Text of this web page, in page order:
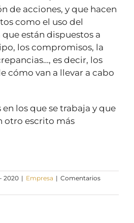
de acciones, y que hacen
como el uso del
están dispuestos a
los compromisos, la
es decir, los
cómo van a llevar a cabo
los que se trabaja y que
otro escrito más
2020 | Empresa | Comentarios